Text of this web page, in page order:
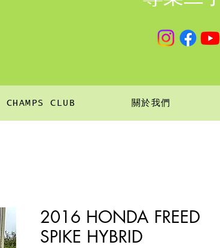
CHAMPS CLUB 關於我們
2016 HONDA FREED
SPIKE HYBRID